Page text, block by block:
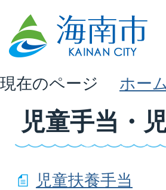
現在のページ ホー
児童手当・
児童扶養手当